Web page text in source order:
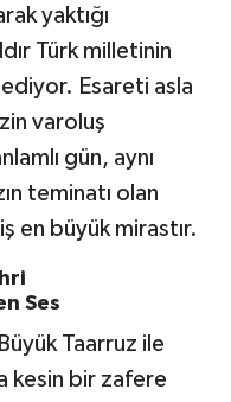
yaktığı
Türk milletinin
Esareti asla
varoluş
gün, aynı
teminatı olan
en büyük mirastır.
Ses
Taarruz ile
kesin bir zafere